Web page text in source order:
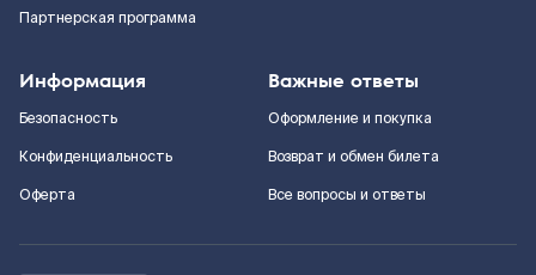
Партнерская программа
Информация
Безопасность
Конфиденциальность
Оферта
Важные ответы
Оформление и покупка
Возврат и обмен билета
Все вопросы и ответы